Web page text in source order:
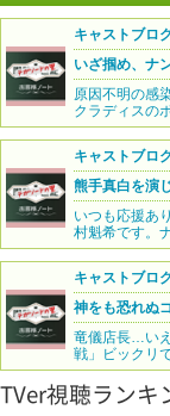
キャストブロ
いざ掴め、ナ
原因不明の感
クラディスの
キャストブロ
熊手真白を演
いつも応援あ
村魁希です。
キャストブロ
神をも恐れぬ
竜儀店長…い
戦」ビックリ
TVer視聴ランキ